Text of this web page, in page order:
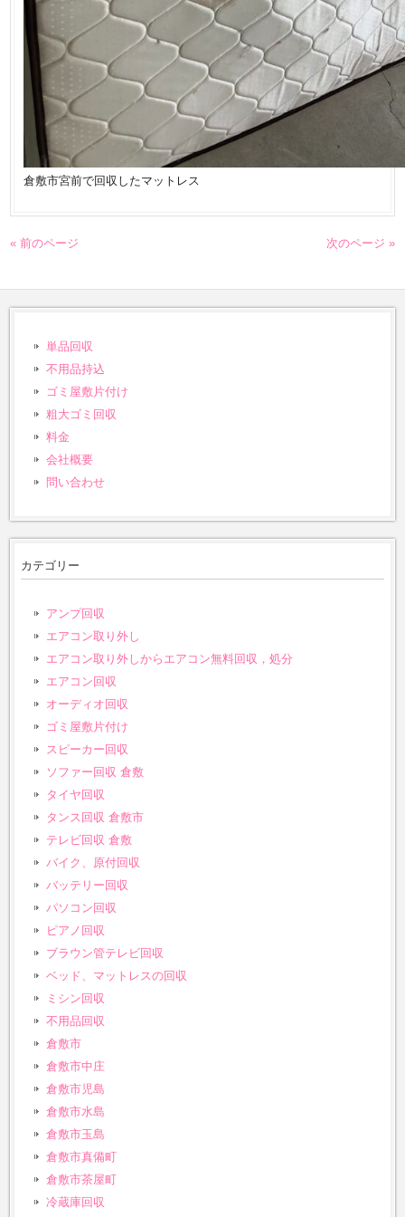
倉敷市宮前で回収したマットレス
« 前のページ 次のページ »
単品回収
不用品持込
ゴミ屋敷片付け
粗大ゴミ回収
料金
会社概要
問い合わせ
カテゴリー
アンプ回収
エアコン取り外し
エアコン取り外しからエアコン無料回収，処分
エアコン回収
オーディオ回収
ゴミ屋敷片付け
スピーカー回収
ソファー回収 倉敷
タイヤ回収
タンス回収 倉敷市
テレビ回収 倉敷
バイク、原付回収
バッテリー回収
パソコン回収
ピアノ回収
ブラウン管テレビ回収
ベッド、マットレスの回収
ミシン回収
不用品回収
倉敷市
倉敷市中庄
倉敷市児島
倉敷市水島
倉敷市玉島
倉敷市真備町
倉敷市茶屋町
冷蔵庫回収